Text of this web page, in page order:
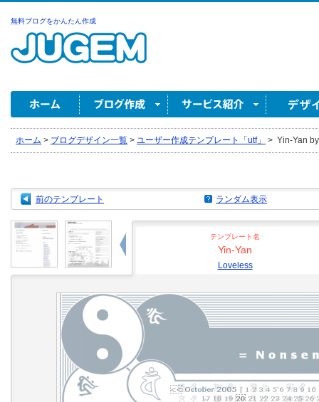
無料ブログをかんたん作成
ホーム > ブログデザイン一覧 > ユーザー作成テンプレート「utf」 > Yin-Yan
前のテンプレート ランダム表示
テンプレート名
Yin-Yan
Loveless